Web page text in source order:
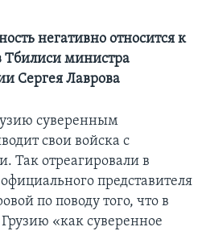
негативно относится к
Тбилиси министра
Сергея Лаврова
суверенным
свои войска с
Так отреагировали в
представителя
по поводу того, что в
«как суверенное